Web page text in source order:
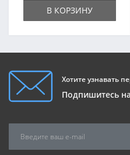
В КОРЗИНУ
Хотите узнавать
Подпишитесь